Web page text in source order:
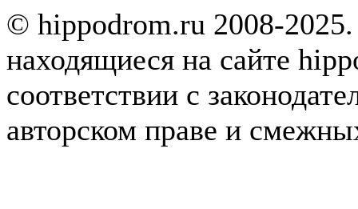
© hippodrom.ru 2008-
находящиеся на сайте
соответствии с
авторском праве и